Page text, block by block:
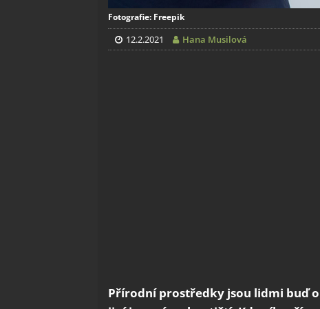
Fotografie: Freepik
12.2.2021 Hana Musilová
Přírodní prostředky jsou lidmi buď